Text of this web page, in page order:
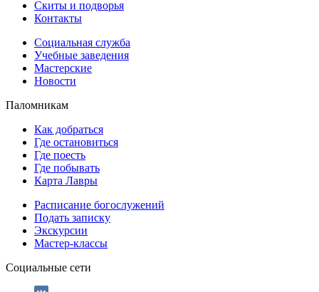
Скиты и подворья
Контакты
Социальная служба
Учебные заведения
Мастерские
Новости
Паломникам
Как добраться
Где остановиться
Где поесть
Где побывать
Карта Лавры
Расписание богослужений
Подать записку
Экскурсии
Мастер-классы
Социальные сети